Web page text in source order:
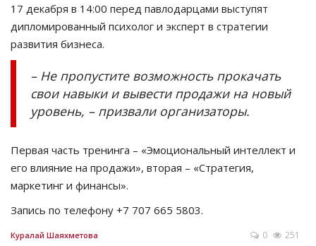
Қазақша Русский
17 декабря в 14:00 перед павлодарцами выступят
дипломированный психолог и эксперт в стратегии
развития бизнеса.
– Не пропустите возможность прокачать
свои навыки и вывести продажи на новый
уровень, – призвали организаторы.
Первая часть тренинга – «Эмоциональный интеллект и
его влияние на продажи», вторая – «Стратегия,
маркетинг и финансы».
Запись по телефону +7 707 665 5803.
Куралай Шаяхметова 0 251